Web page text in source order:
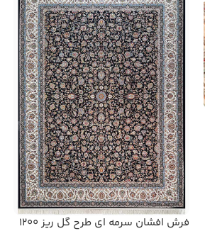
فرش افشان سرمه ای طرح گل ریز 1200